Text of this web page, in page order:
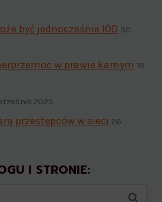
być jednocześnie IOD 30
w prawie karnym 18
2025
przestępców w sieci 26
I STRONIE: